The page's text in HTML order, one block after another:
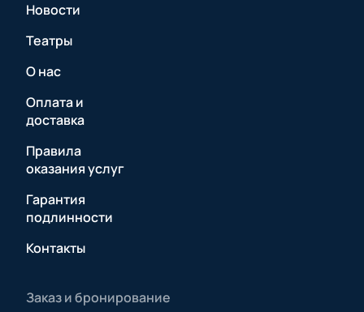
Новости
Театры
О нас
Оплата и
доставка
Правила
оказания услуг
Гарантия
подлинности
Контакты
Заказ и бронирование